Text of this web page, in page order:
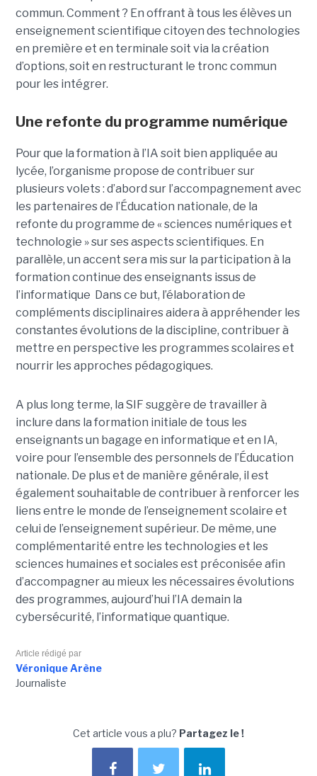
commun. Comment ? En offrant à tous les élèves un
enseignement scientifique citoyen des technologies
en première et en terminale soit via la création
d’options, soit en restructurant le tronc commun
pour les intégrer.
Une refonte du programme numérique
Pour que la formation à l’IA soit bien appliquée au
lycée, l’organisme propose de contribuer sur
plusieurs volets : d’abord sur l’accompagnement avec
les partenaires de l’Éducation nationale, de la
refonte du programme de « sciences numériques et
technologie » sur ses aspects scientifiques. En
parallèle, un accent sera mis sur la participation à la
formation continue des enseignants issus de
l’informatique Dans ce but, l’élaboration de
compléments disciplinaires aidera à appréhender les
constantes évolutions de la discipline, contribuer à
mettre en perspective les programmes scolaires et
nourrir les approches pédagogiques.
A plus long terme, la SIF suggère de travailler à
inclure dans la formation initiale de tous les
enseignants un bagage en informatique et en IA,
voire pour l’ensemble des personnels de l’Éducation
nationale. De plus et de manière générale, il est
également souhaitable de contribuer à renforcer les
liens entre le monde de l’enseignement scolaire et
celui de l’enseignement supérieur. De même, une
complémentarité entre les technologies et les
sciences humaines et sociales est préconisée afin
d’accompagner au mieux les nécessaires évolutions
des programmes, aujourd’hui l’IA demain la
cybersécurité, l’informatique quantique.
Article rédigé par
Véronique Arène
Journaliste
Cet article vous a plu? Partagez le !